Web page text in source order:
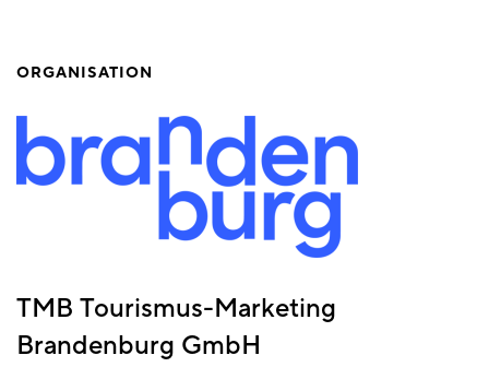
ORGANISATION
TMB Tourismus-Marketing
Brandenburg GmbH